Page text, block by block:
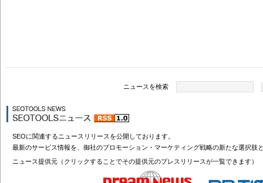
ニュースを検索
SEOに関連するニュースリリースを公開しております。
最新のサービス情報を、御社のプロモーション・マーケティング戦略の新たな選択肢
ニュース提供元（クリックすることでその提供元のプレスリリースが一覧できます）